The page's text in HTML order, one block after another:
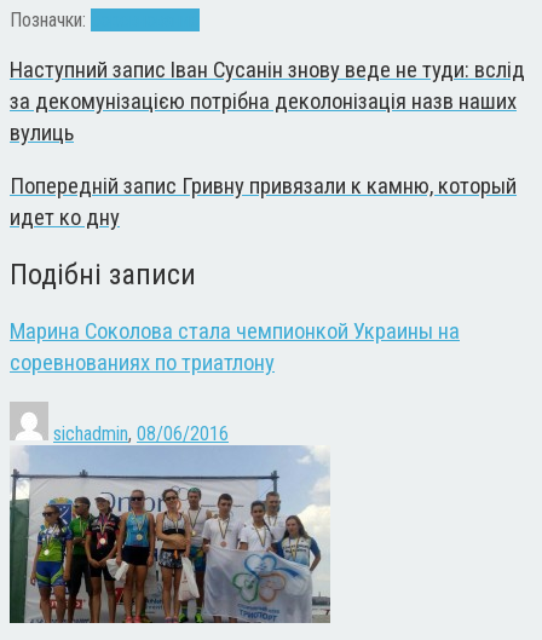
Позначки:
Наступний запис Іван Сусанін знову веде не туди: вслід
за декомунізацією потрібна деколонізація назв наших
вулиць
Попередній запис Гривну привязали к камню, который
идет ко дну
Подібні записи
Марина Соколова стала чемпионкой Украины на
соревнованиях по триатлону
sichadmin, 08/06/2016